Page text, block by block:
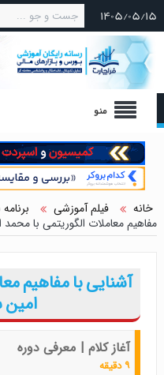
۱۴۰۵/۰۵/۱۵
منو
خانه فیلم آموزشی
مفاهیم معاملات الگوریتمی با
آشنایی با مفاهیم
امین
آغاز کلام | معرفی دوره
۹ دقیقه